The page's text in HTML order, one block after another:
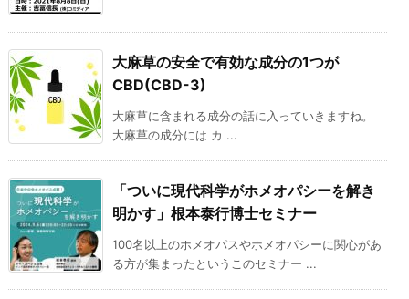
大麻草の安全で有効な成分の1つが
CBD(CBD-3)
大麻草に含まれる成分の話に入っていきますね。
大麻草の成分には カ ...
「ついに現代科学がホメオパシーを解き
明かす」根本泰行博士セミナー
100名以上のホメオパスやホメオパシーに関心があ
る方が集まったというこのセミナー ...